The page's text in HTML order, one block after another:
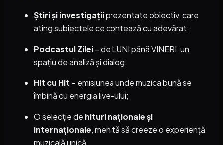
Știri și investigațiiprezentate obiectiv, care
ating subiectele ce contează cu adevărat;
Podcastul Zilei– de LUNI până VINERI, un
spațiu de analiză și dialog;
Hit cu Hit – emisiunea unde muzica bună se
îmbină cu energia live-ului;
O selecție de hituri naționale și
internaționale, menită să creeze o experiență
muzicală unică.